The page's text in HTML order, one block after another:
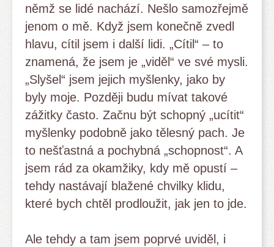
němž se lidé nachází. Nešlo samozřejmě
jenom o mě. Když jsem konečně zvedl
hlavu, cítil jsem i další lidi. „Cítil“ – to
znamená, že jsem je „viděl“ ve své mysli.
„Slyšel“ jsem jejich myšlenky, jako by
byly moje. Později budu mívat takové
zážitky často. Začnu být schopný „ucítit“
myšlenky podobně jako tělesný pach. Je
to nešťastná a pochybná „schopnost“. A
jsem rád za okamžiky, kdy mě opustí –
tehdy nastávají blažené chvilky klidu,
které bych chtěl prodloužit, jak jen to jde.
Ale tehdy a tam jsem poprvé uviděl, i